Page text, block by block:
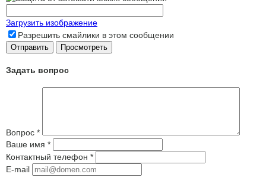
Загрузить изображение
Разрешить смайлики в этом сообщении
Задать вопрос
Вопрос *
Ваше имя *
Контактный телефон *
E-mail